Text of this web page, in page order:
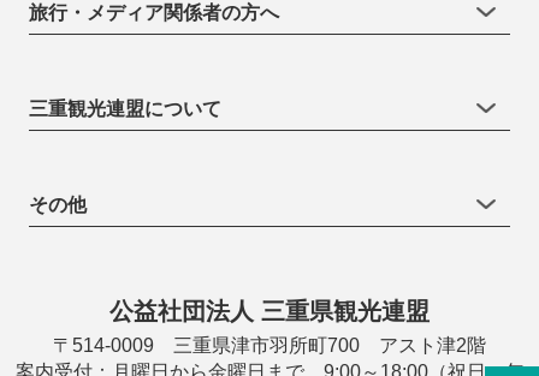
旅行・メディア関係者の方へ
三重観光連盟について
その他
公益社団法人 三重県観光連盟
〒514-0009 三重県津市羽所町700 アスト津2階
案内受付：月曜日から金曜日まで 9:00～18:00（祝日・年